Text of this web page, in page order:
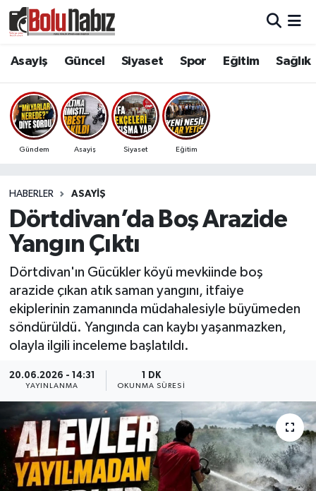
Asayiş Güncel Siyaset Spor Eğitim Sağlık
Gündem Asayiş Siyaset Eğitim
HABERLER ASAYIŞ
Dörtdivan’da Boş Arazide
Yangın Çıktı
Dörtdivan'ın Gücükler köyü mevkiinde boş
arazide çıkan atık saman yangını, itfaiye
ekiplerinin zamanında müdahalesiyle büyümeden
söndürüldü. Yangında can kaybı yaşanmazken,
olayla ilgili inceleme başlatıldı.
20.06.2026 - 14:31
YAYINLANMA
1 DK
OKUNMA SÜRESI
Güncel
Bolu Hava Durumu
Bolu Namaz Vakitleri
Süper Lig Puan Durumu ve Fikstür
Tüm Manşetler
Son Dakika Haberleri
Haber Arşivi